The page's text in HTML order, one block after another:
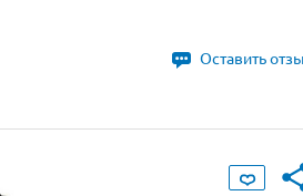
Оставить